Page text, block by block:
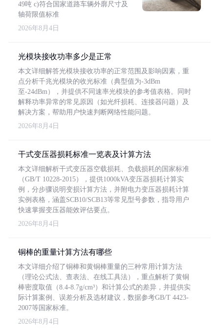
49吨 c)符合国家道路车辆外廓尺寸及
轴荷限值标准
2026年8月4日
光模块接收功率多少是正常
本文详细解答光模块接收功率的正常范围及影响因素，重
点分析千兆光模块的收光标准（典型值为-3dBm
至-24dBm），并提供不同速率光模块的参考值表格。同时
解释功率异常的常见原因（如光纤损耗、连接器问题）及
解决方案，帮助用户快速判断网络性能问题。
2026年8月4日
干式变压器损耗标准一览表及计算方法
本文详细解析干式变压器空载损耗、负载损耗的国家标准
（GB/T 10228-2015），提供1000kVA变压器损耗计算实
例，分步骤说明变损计算方法，并附电力变压器损耗计算
实例表格，涵盖SCB10/SCB13等常见型号参数，指导用户
快速掌握变压器能效评估要点。
2026年8月4日
铜棒的重量计算方法有哪些
本文详细介绍了铜棒和黄铜棒重量的三种常用计算方法
（理论公式法、查表法、在线工具法），重点解析了黄铜
棒密度取值（8.4-8.7g/cm³）和计算公式的差异，并提供实
际计算案例、误差分析及选材建议，数据参考GB/T 4423-
2007等国家标准。
2026年8月4日